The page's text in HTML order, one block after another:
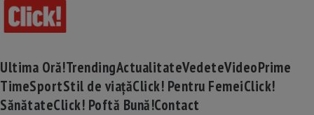
Ultima Oră!TrendingActualitateVedeteVideoPrime
TimeSportStil de viațăClick! Pentru FemeiClick!
SănătateClick! Poftă Bună!Contact